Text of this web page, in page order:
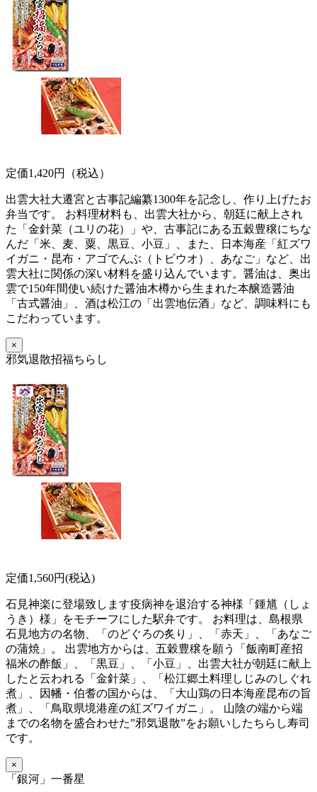
定価1,420円（税込）
出雲大社大遷宮と古事記編纂1300年を記念し、作り上げたお
弁当です。 お料理材料も、出雲大社から、朝廷に献上され
た「金針菜（ユリの花）」や、古事記にある五穀豊穣にちな
んだ「米、麦、粟、黒豆、小豆」、また、日本海産「紅ズワ
イガニ・昆布・アゴでんぶ（トビウオ）、あなご」など、出
雲大社に関係の深い材料を盛り込んでいます。醤油は、奥出
雲で150年間使い続けた醤油木樽から生まれた本醸造醤油
「古式醤油」、酒は松江の「出雲地伝酒」など、調味料にも
こだわっています。
×
邪気退散招福ちらし
定価1,560円(税込)
石見神楽に登場致します疫病神を退治する神様「鍾馗（しょ
うき）様」をモチーフにした駅弁です。 お料理は、島根県
石見地方の名物、「のどぐろの炙り」、「赤天」、「あなご
の蒲焼」。 出雲地方からは、五穀豊穣を願う「飯南町産招
福米の酢飯」、「黒豆」、「小豆」、出雲大社が朝廷に献上
したと云われる「金針菜」、「松江郷土料理しじみのしぐれ
煮」、因幡・伯耆の国からは、「大山鶏の日本海産昆布の旨
煮」、「鳥取県境港産の紅ズワイガニ」。 山陰の端から端
までの名物を盛合わせた”邪気退散”をお願いしたちらし寿司
です。
×
「銀河」一番星